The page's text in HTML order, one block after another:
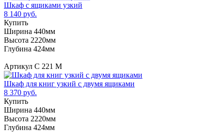
Шкаф с ящиками узкий
8 140 руб.
Купить
Ширина 440мм
Высота 2220мм
Глубина 424мм
Артикул С 221 М
Шкаф для книг узкий с двумя ящиками
8 370 руб.
Купить
Ширина 440мм
Высота 2220мм
Глубина 424мм